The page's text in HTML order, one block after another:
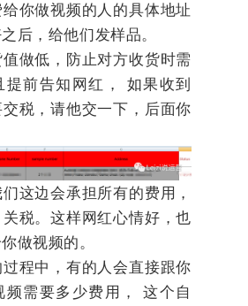
你做视频的人的具体地址
后，给他们发样品。
做低，防止对方收货时需
提前告知网红， 如果收到
税，请他交一下，后面你
这边会承担所有的费用，
税。这样网红心情好，也
做视频的。
程中，有的人会直接跟你
频需要多少费用， 这个自